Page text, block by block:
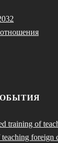
training of
foreign